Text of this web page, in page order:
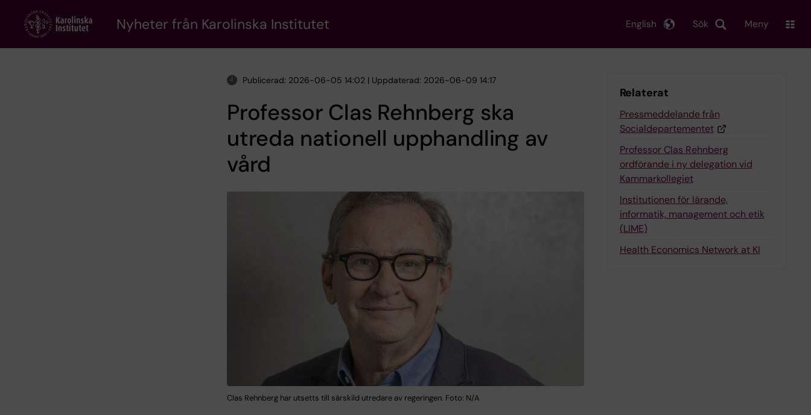
content
Nyheter från Karolinska Institutet Sök
English Meny
Publicerad: 2026-06-05 14:02 | Uppdaterad: 2026-06-09 14:17
Professor Clas Rehnberg ska
utreda nationell upphandling av
vård
Clas Rehnberg har utsetts till särskild utredare av regeringen. Foto: N/A
Relaterat
Pressmeddelande från
Socialdepartementet
Professor Clas Rehnberg
ordförande i ny delegation vid
Kammarkollegiet
Institutionen för lärande,
informatik, management och etik
(LIME)
Health Economics Network at KI